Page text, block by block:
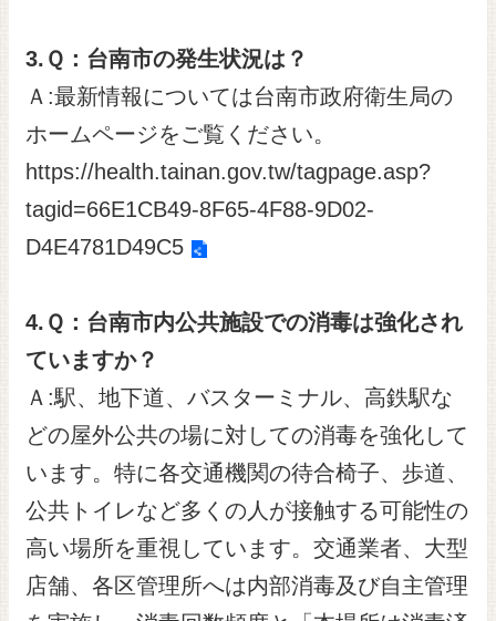
3. Ｑ：台南市の発生状況は？
Ａ:最新情報については台南市政府衛生局の
ホームページをご覧ください。
https://health.tainan.gov.tw/tagpage.asp?
tagid=66E1CB49-8F65-4F88-9D02-
D4E4781D49C5
4. Ｑ：台南市内公共施設での消毒は強化され
ていますか？
Ａ:駅、地下道、バスターミナル、高鉄駅な
どの屋外公共の場に対しての消毒を強化して
います。特に各交通機関の待合椅子、歩道、
公共トイレなど多くの人が接触する可能性の
高い場所を重視しています。交通業者、大型
店舗、各区管理所へは内部消毒及び自主管理